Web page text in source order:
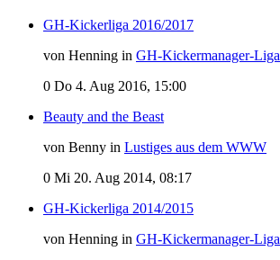
GH-Kickerliga 2016/2017
von Henning in GH-Kickermanager-Liga
0 Do 4. Aug 2016, 15:00
Beauty and the Beast
von Benny in Lustiges aus dem WWW
0 Mi 20. Aug 2014, 08:17
GH-Kickerliga 2014/2015
von Henning in GH-Kickermanager-Liga